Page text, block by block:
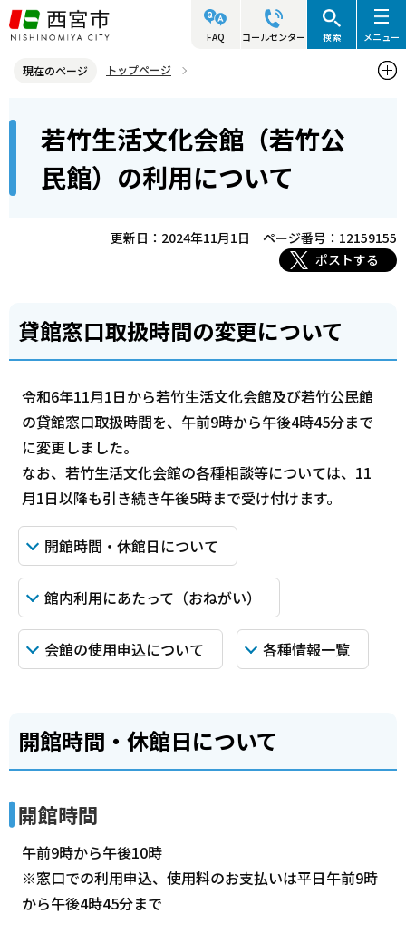
こ
の
ジ
頭
FAQ コールセンター 検索 メニュー
現在のページ
トップページ
若竹生活文化会館（若竹公民館）の利用について
若竹生活文化会館（若竹公
民館）の利用について
更新日：2024年11月1日
ページ番号：12159155
ポストする
貸館窓口取扱時間の変更について
令和6年11月1日から若竹生活文化会館及び若竹公民館
の貸館窓口取扱時間を、午前9時から午後4時45分まで
に変更しました。
なお、若竹生活文化会館の各種相談等については、11
月1日以降も引き続き午後5時まで受け付けます。
開館時間・休館日について
館内利用にあたって（おねがい）
会館の使用申込について 各種情報一覧
開館時間・休館日について
開館時間
午前9時から午後10時
※窓口での利用申込、使用料のお支払いは平日午前9時
から午後4時45分まで